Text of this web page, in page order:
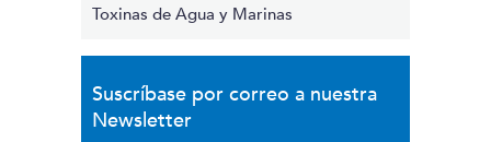
Toxinas de Agua y Marinas
Suscríbase por correo a nuestra
Newsletter